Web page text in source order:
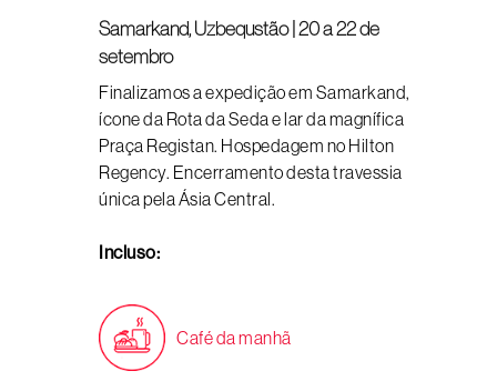
Samarkand, Uzbequstão | 20 a 22 de
setembro
Finalizamos a expedição em Samarkand,
ícone da Rota da Seda e lar da magnífica
Praça Registan. Hospedagem no Hilton
Regency. Encerramento desta travessia
única pela Ásia Central.
Incluso:
Café da manhã